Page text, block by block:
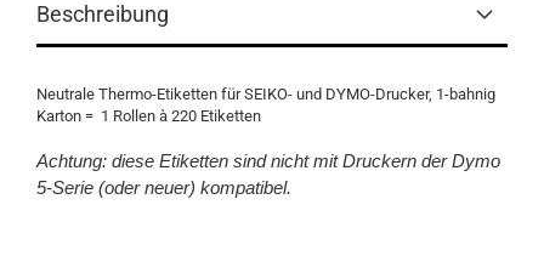
Beschreibung
Neutrale Thermo-Etiketten für SEIKO- und DYMO-Drucker, 1-bahnig
Karton = 1 Rollen à 220 Etiketten
Achtung: diese Etiketten sind nicht mit Druckern der Dymo
5-Serie (oder neuer) kompatibel.